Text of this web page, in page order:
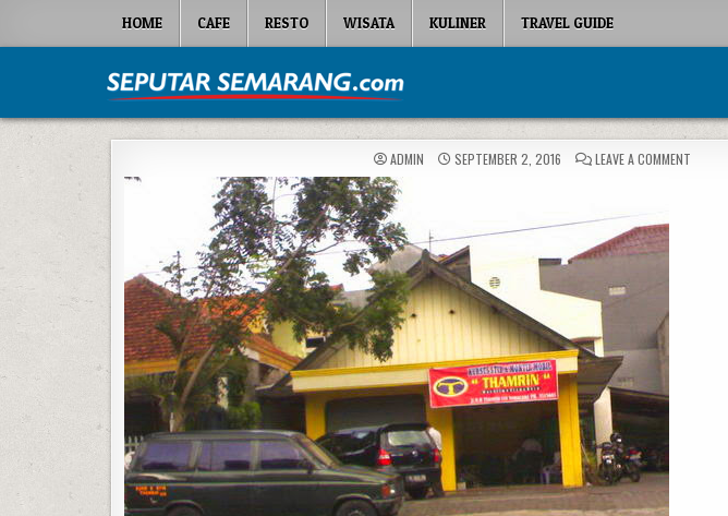
HOME CAFE RESTO WISATA KULINER TRAVEL GUIDE
Seputar Semarang
ADMIN SEPTEMBER 2, 2016 LEAVE A COMMENT